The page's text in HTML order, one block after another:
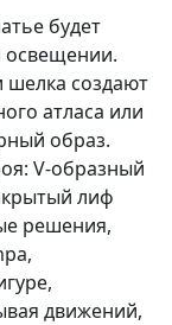
будет
освещении.
создают
атласа или
образ.
V-образный
лиф
решения,
движений,